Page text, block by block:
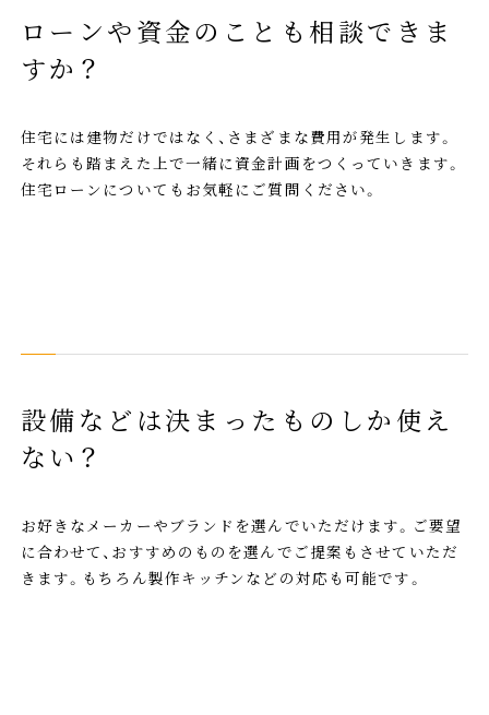
ローンや資金のことも相談できま
すか？
住宅には建物だけではなく、さまざまな費用が発生します。
それらも踏まえた上で一緒に資金計画をつくっていきます。
住宅ローンについてもお気軽にご質問ください。
設備などは決まったものしか使え
ない？
お好きなメーカーやブランドを選んでいただけます。ご要望
に合わせて、おすすめのものを選んでご提案もさせていただ
きます。もちろん製作キッチンなどの対応も可能です。